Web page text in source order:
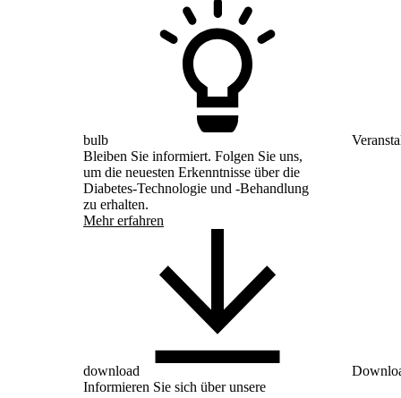
bulb
Bleiben Sie informiert. Folgen Sie uns,
um die neuesten Erkenntnisse über die
Diabetes-Technologie und -Behandlung
zu erhalten.
Mehr erfahren
download
Informieren Sie sich über unsere